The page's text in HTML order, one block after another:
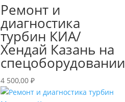
Ремонт и
диагностика
турбин КИА/
Хендай Казань на
спецоборудовании
4 500,00₽